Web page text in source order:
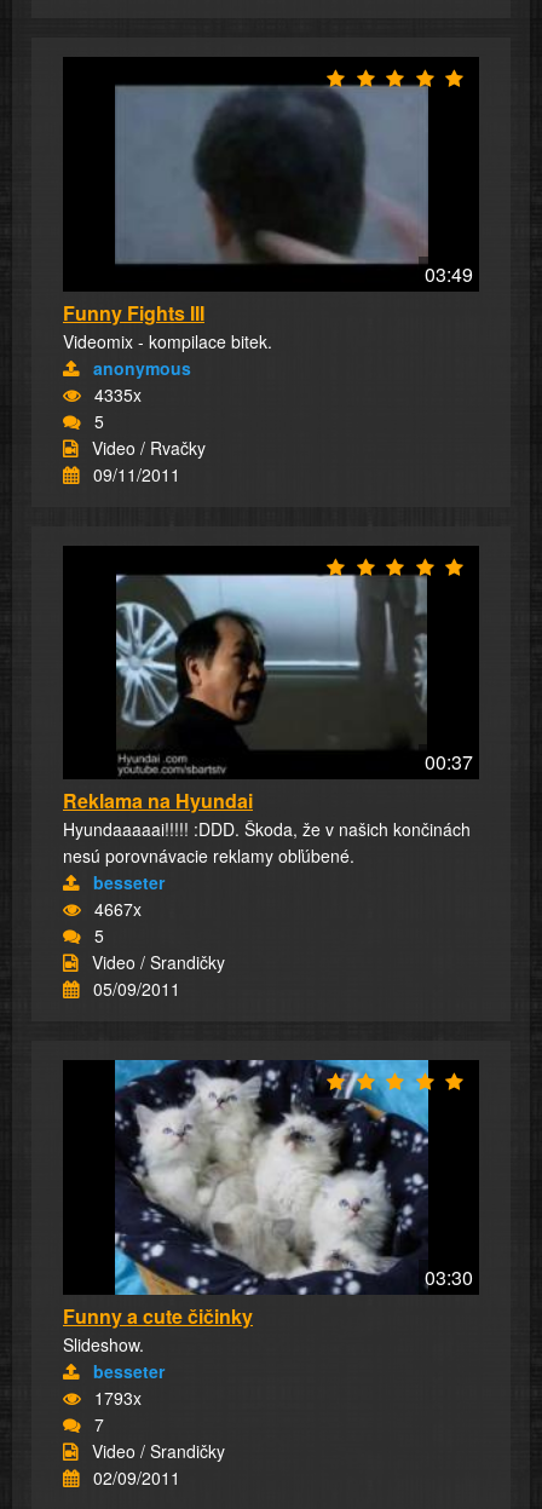
03:49
Funny Fights III
Videomix - kompilace bitek.
anonymous
4335x
5
Video / Rvačky
09/11/2011
00:37
Reklama na Hyundai
Hyundaaaaai!!!!! :DDD. Škoda, že v našich končinách
nesú porovnávacie reklamy obľúbené.
besseter
4667x
5
Video / Srandičky
05/09/2011
03:30
Funny a cute čičinky
Slideshow.
besseter
1793x
7
Video / Srandičky
02/09/2011